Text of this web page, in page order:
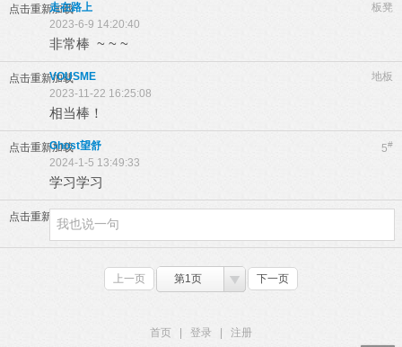
点击重新加载 板凳
走在路上
2023-6-9 14:20:40
非常棒 ~ ~ ~
点击重新加载 地板
VOUSME
2023-11-22 16:25:08
相当棒！
点击重新加载 5#
Ghost望舒
2024-1-5 13:49:33
学习学习
点击重新加载
上一页 第1页 下一页
首页 登录 注册